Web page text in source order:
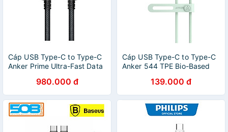
Cáp USB Type-C to Type-C
Anker Prime Ultra-Fast Data
A84N1 - Hàng chính hãng
980.000 đ
Cáp USB Type-C to Type-C
Anker 544 TPE Bio-Based
A80F1/1.8m A80F2 - Hàng
chính hãng
139.000 đ